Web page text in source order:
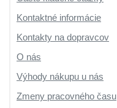
Kontaktné informácie
Kontakty na dopravcov
O nás
Výhody nákupu u nás
Zmeny pracovného času